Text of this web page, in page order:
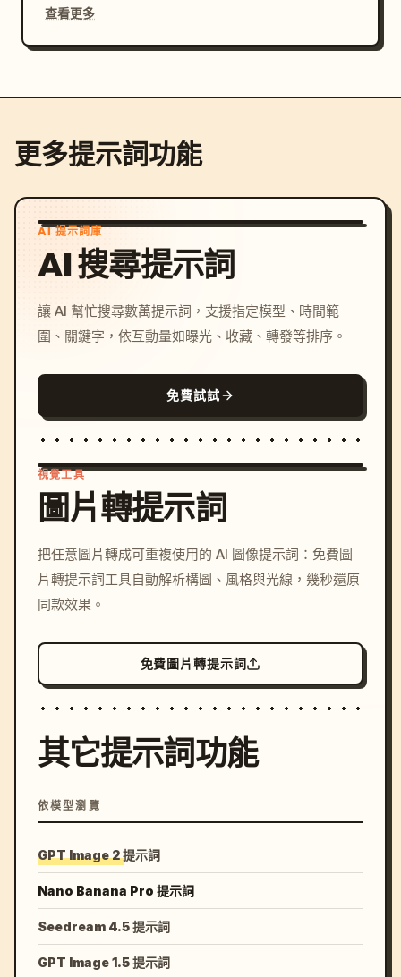
查看更多
更多提示詞功能
AI 提示詞庫
AI 搜尋提示詞
讓 AI 幫忙搜尋數萬提示詞，支援指定模型、時間範
圍、關鍵字，依互動量如曝光、收藏、轉發等排序。
免費試試
c, cyberpunk sunset, neon
colors, 8k --v 6.0
視覺工具
圖片轉提示詞
把任意圖片轉成可重複使用的 AI 圖像提示詞：免費圖
片轉提示詞工具自動解析構圖、風格與光線，幾秒還原
同款效果。
免費圖片轉提示詞
其它提示詞功能
依模型瀏覽
GPT Image 2 提示詞
Nano Banana Pro 提示詞
Seedream 4.5 提示詞
GPT Image 1.5 提示詞